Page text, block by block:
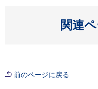
関連
前のページに戻る